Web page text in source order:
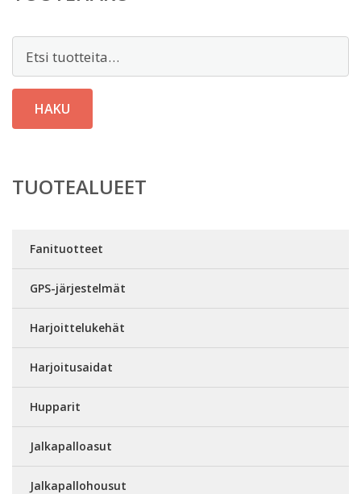
HAKU
TUOTEALUEET
Fanituotteet
GPS-järjestelmät
Harjoittelukehät
Harjoitusaidat
Hupparit
Jalkapalloasut
Jalkapallohousut